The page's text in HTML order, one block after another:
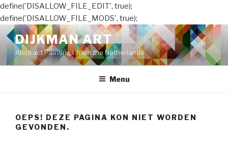
define('DISALLOW_FILE_EDIT', true);
define('DISALLOW_FILE_MODS', true);
Naar
de
inhoud
springen
DIJKMAN ART
Abstract Paintings from the Netherlands
Menu
OEPS! DEZE PAGINA KON NIET WORDEN
GEVONDEN.